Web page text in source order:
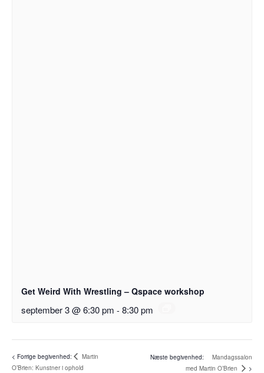
Get Weird With Wrestling – Qspace workshop
september 3 @ 6:30 pm - 8:30 pm
Martin
O’Brien: Kunstner i ophold
Mandagssalon
med Martin O’Brien